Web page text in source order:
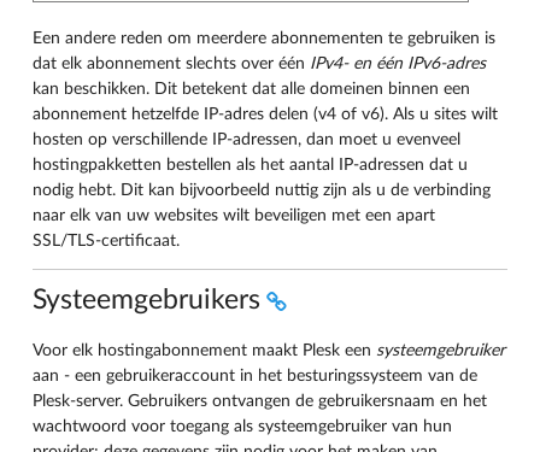
Een andere reden om meerdere abonnementen te gebruiken is
dat elk abonnement slechts over één IPv4- en één IPv6-adres
kan beschikken. Dit betekent dat alle domeinen binnen een
abonnement hetzelfde IP-adres delen (v4 of v6). Als u sites wilt
hosten op verschillende IP-adressen, dan moet u evenveel
hostingpakketten bestellen als het aantal IP-adressen dat u
nodig hebt. Dit kan bijvoorbeeld nuttig zijn als u de verbinding
naar elk van uw websites wilt beveiligen met een apart
SSL/TLS-certificaat.
Systeemgebruikers
Voor elk hostingabonnement maakt Plesk een systeemgebruiker
aan - een gebruikeraccount in het besturingssysteem van de
Plesk-server. Gebruikers ontvangen de gebruikersnaam en het
wachtwoord voor toegang als systeemgebruiker van hun